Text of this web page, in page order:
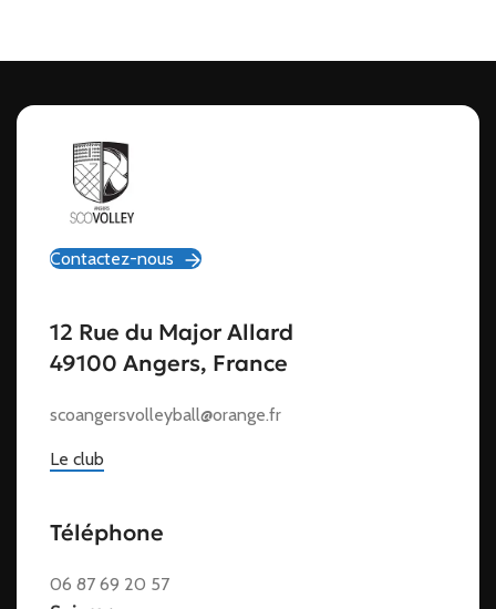
Contactez-nous
12 Rue du Major Allard
49100 Angers, France
scoangersvolleyball@orange.fr
Le club
Téléphone
06 87 69 20 57